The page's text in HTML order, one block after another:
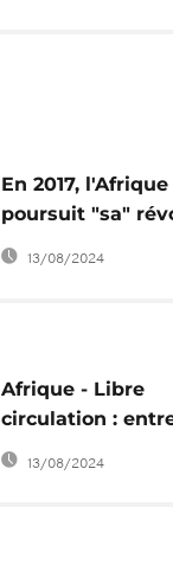
En 2017, l'Afrique
poursuit "sa"
technologique
13/08/2024
Afrique - Libre
circulation :
progrès et
13/08/2024